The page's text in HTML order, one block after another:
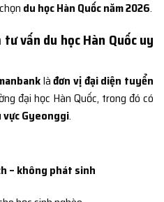
du học Hàn Quốc năm 2026.
vấn du học Hàn Quốc uy
làđơn vị đại diện tuyển
đại học Hàn Quốc, trong đó có
Gyeonggi.
– không phát sinh